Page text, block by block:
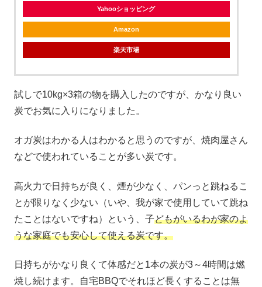
Yahooショッピング
Amazon
楽天市場
試しで10kg×3箱の物を購入したのですが、かなり良い
炭でお気に入りになりました。
オガ炭はわかる人はわかると思うのですが、焼肉屋さん
などで使われていることが多い炭です。
高火力で日持ちが良く、煙が少なく、パンっと跳ねるこ
とが限りなく少ない（いや、我が家で使用していて跳ね
たことはないですね）という、子どもがいるわが家のよ
うな家庭でも安心して使える炭です。
日持ちがかなり良くて体感だと1本の炭が3～4時間は燃
焼し続けます。自宅BBQでそれほど長くすることは無